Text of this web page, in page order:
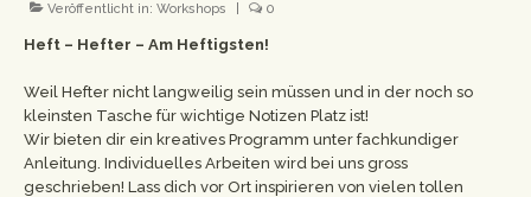
Impressum
Veröffentlicht in: Workshops 0
Heft – Hefter – Am Heftigsten!
Weil Hefter nicht langweilig sein müssen und in der noch so
kleinsten Tasche für wichtige Notizen Platz ist!
Wir bieten dir ein kreatives Programm unter fachkundiger
Anleitung. Individuelles Arbeiten wird bei uns gross
geschrieben! Lass dich vor Ort inspirieren von vielen tollen